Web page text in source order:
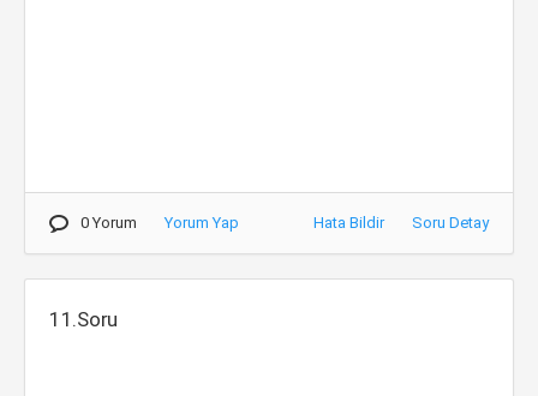
0 Yorum Yorum Yap Hata Bildir Soru Detay
11.Soru